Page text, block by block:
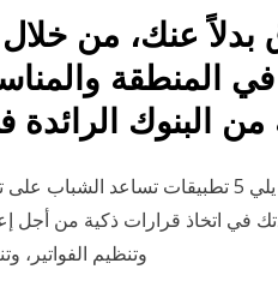
بدلاً عنك، من
المنطقة
البنوك الرائدة
وتنظيم الفواتير،